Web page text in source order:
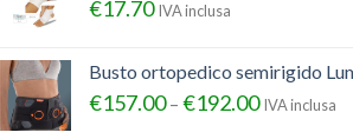
€17.70 IVA inclusa
Busto ortopedico semirigido
€157.00– €192.00 IVA inclusa